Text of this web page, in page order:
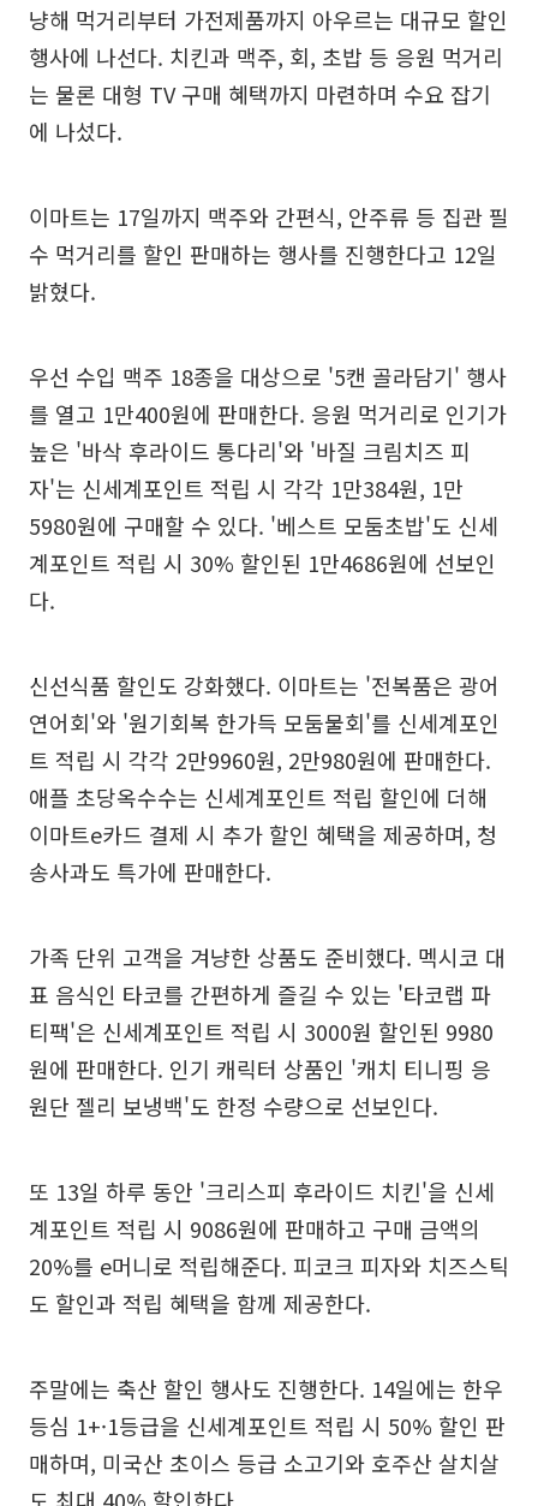
냥해 먹거리부터 가전제품까지 아우르는 대규모 할인
행사에 나선다. 치킨과 맥주, 회, 초밥 등 응원 먹거리
는 물론 대형 TV 구매 혜택까지 마련하며 수요 잡기
에 나섰다.
이마트는 17일까지 맥주와 간편식, 안주류 등 집관 필
수 먹거리를 할인 판매하는 행사를 진행한다고 12일
밝혔다.
우선 수입 맥주 18종을 대상으로 '5캔 골라담기' 행사
를 열고 1만400원에 판매한다. 응원 먹거리로 인기가
높은 '바삭 후라이드 통다리'와 '바질 크림치즈 피
자'는 신세계포인트 적립 시 각각 1만384원, 1만
5980원에 구매할 수 있다. '베스트 모둠초밥'도 신세
계포인트 적립 시 30% 할인된 1만4686원에 선보인
다.
신선식품 할인도 강화했다. 이마트는 '전복품은 광어
연어회'와 '원기회복 한가득 모둠물회'를 신세계포인
트 적립 시 각각 2만9960원, 2만980원에 판매한다.
애플 초당옥수수는 신세계포인트 적립 할인에 더해
이마트e카드 결제 시 추가 할인 혜택을 제공하며, 청
송사과도 특가에 판매한다.
가족 단위 고객을 겨냥한 상품도 준비했다. 멕시코 대
표 음식인 타코를 간편하게 즐길 수 있는 '타코랩 파
티팩'은 신세계포인트 적립 시 3000원 할인된 9980
원에 판매한다. 인기 캐릭터 상품인 '캐치 티니핑 응
원단 젤리 보냉백'도 한정 수량으로 선보인다.
또 13일 하루 동안 '크리스피 후라이드 치킨'을 신세
계포인트 적립 시 9086원에 판매하고 구매 금액의
20%를 e머니로 적립해준다. 피코크 피자와 치즈스틱
도 할인과 적립 혜택을 함께 제공한다.
주말에는 축산 할인 행사도 진행한다. 14일에는 한우
등심 1+·1등급을 신세계포인트 적립 시 50% 할인 판
매하며, 미국산 초이스 등급 소고기와 호주산 살치살